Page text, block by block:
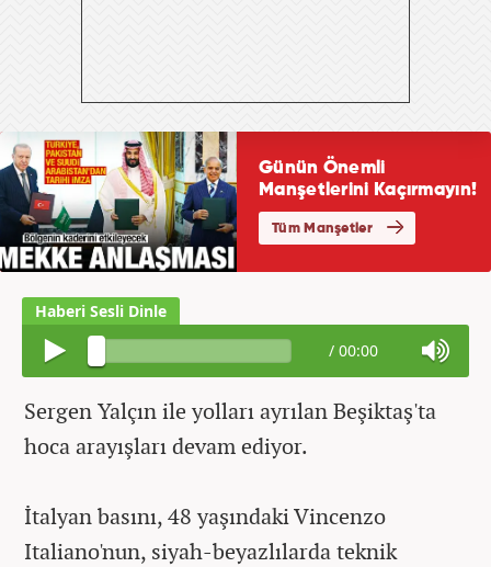
/ 00:00
Sergen Yalçın ile yolları ayrılan Beşiktaş'ta
hoca arayışları devam ediyor.
İtalyan basını, 48 yaşındaki Vincenzo
Italiano'nun, siyah-beyazlılarda teknik